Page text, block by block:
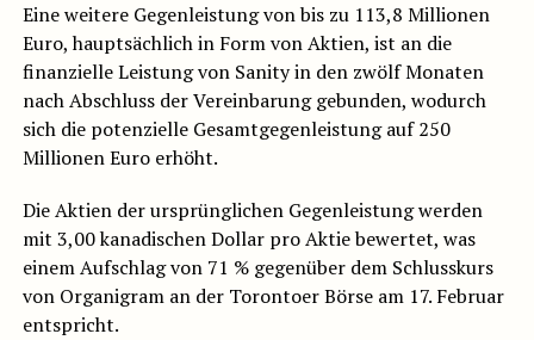
Eine weitere Gegenleistung von bis zu 113,8 Millionen
Euro, hauptsächlich in Form von Aktien, ist an die
finanzielle Leistung von Sanity in den zwölf Monaten
nach Abschluss der Vereinbarung gebunden, wodurch
sich die potenzielle Gesamtgegenleistung auf 250
Millionen Euro erhöht.
Die Aktien der ursprünglichen Gegenleistung werden
mit 3,00 kanadischen Dollar pro Aktie bewertet, was
einem Aufschlag von 71 % gegenüber dem Schlusskurs
von Organigram an der Torontoer Börse am 17. Februar
entspricht.